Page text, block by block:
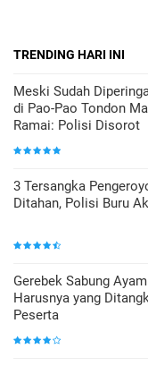
TRENDING HARI INI
Meski Sudah
di Pao-Pao Tondon
Ramai: Polisi Disorot
3 Tersangka
Ditahan, Polisi Buru
Gerebek Sabung
Harusnya yang
Peserta